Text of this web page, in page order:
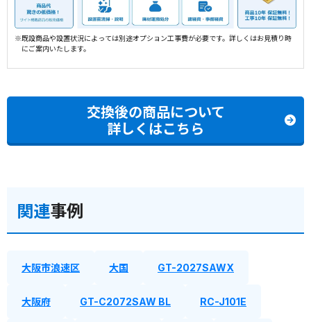
※既設商品や設置状況によっては別途オプション工事費が必要です。詳しくはお見積り時
にご案内いたします。
交換後の商品について
詳しくはこちら
関連事例
大阪市浪速区 大国 GT-2027SAWX
大阪府 GT-C2072SAW BL RC-J101E